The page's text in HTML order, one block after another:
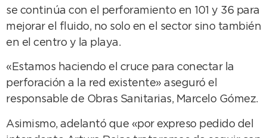
se continúa con el perforamiento en 101 y 36 para
mejorar el fluido, no solo en el sector sino también
en el centro y la playa.
«Estamos haciendo el cruce para conectar la
perforación a la red existente» aseguró el
responsable de Obras Sanitarias, Marcelo Gómez.
Asimismo, adelantó que «por expreso pedido del